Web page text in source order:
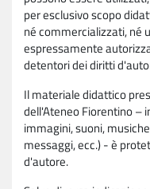
per esclusivo scopo
né commercializzati, né
espressamente
detentori dei diritti
Il materiale didattico
dell'Ateneo Fiorentino –
immagini, suoni,
messaggi, ecc.) - è
d'autore.